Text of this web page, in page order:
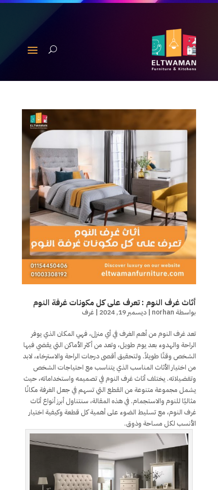
أثاث غرف النوم : تعرف على كل مكونات غرفة النوم
بواسطة norhan
| ديسمبر 19, 2024 | غرف
تعد غرف النوم من أهم الغرف في أي منزل، فهي المكان الذي يوفر
الراحة والهدوء بعد يوم طويل، وتعد من أكثر الأماكن التي يقضي فيها
الشخص وقتًا طويلاً. ولتحقيق أقصى درجات الراحة والاسترخاء، لابد
من اختيار الأثاث المناسب الذي يتناسب مع احتياجات الشخص
وتفضيلاته. يختلف أثاث غرف النوم في تصميمه واستخداماته، حيث
يشمل مجموعة متنوعة من القطع التي تسهم في جعل الغرفة مكانًا
مثاليًا للنوم والاستجمام. في هذه المقالة، سنتناول أبرز أنواع أثاث
غرف النوم، مع تسليط الضوء على أهمية كل قطعة وكيفية اختيار
الأنسب لكل مساحة وذوق.